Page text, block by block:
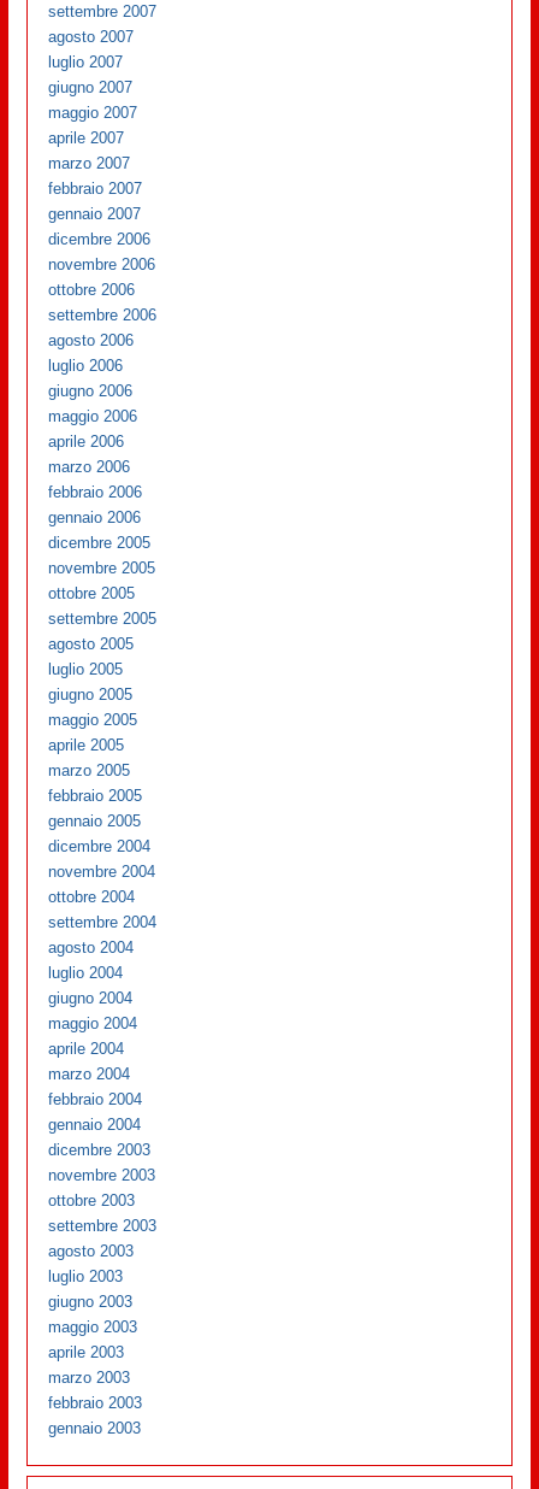
settembre 2007
agosto 2007
luglio 2007
giugno 2007
maggio 2007
aprile 2007
marzo 2007
febbraio 2007
gennaio 2007
dicembre 2006
novembre 2006
ottobre 2006
settembre 2006
agosto 2006
luglio 2006
giugno 2006
maggio 2006
aprile 2006
marzo 2006
febbraio 2006
gennaio 2006
dicembre 2005
novembre 2005
ottobre 2005
settembre 2005
agosto 2005
luglio 2005
giugno 2005
maggio 2005
aprile 2005
marzo 2005
febbraio 2005
gennaio 2005
dicembre 2004
novembre 2004
ottobre 2004
settembre 2004
agosto 2004
luglio 2004
giugno 2004
maggio 2004
aprile 2004
marzo 2004
febbraio 2004
gennaio 2004
dicembre 2003
novembre 2003
ottobre 2003
settembre 2003
agosto 2003
luglio 2003
giugno 2003
maggio 2003
aprile 2003
marzo 2003
febbraio 2003
gennaio 2003